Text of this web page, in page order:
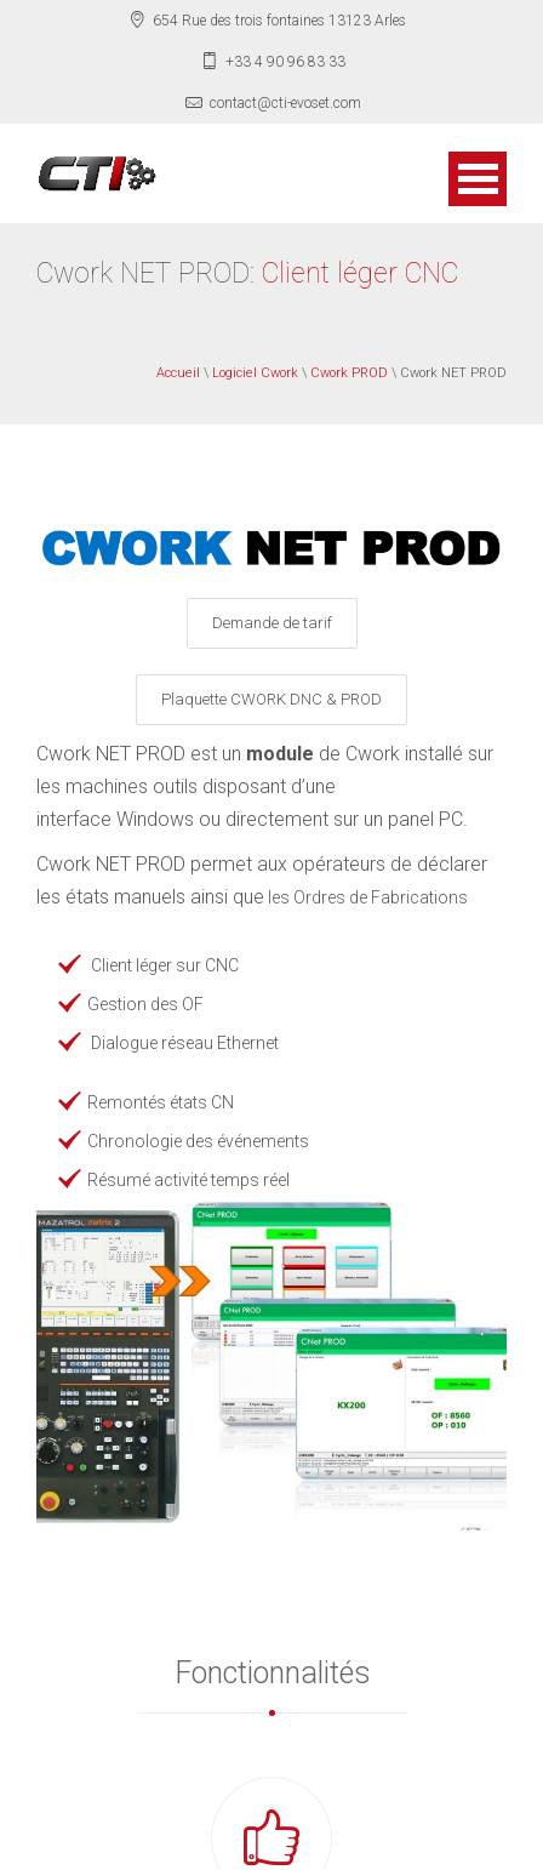
654 Rue des trois fontaines 13123 Arles
+33 4 90 96 83 33
contact@cti-evoset.com
Cwork NET PROD: Client léger CNC
Accueil \ Logiciel Cwork \ Cwork PROD \ Cwork NET PROD
Demande de tarif
Plaquette CWORK DNC & PROD
Cwork NET PROD est un module de Cwork installé sur
les machines outils disposant d’une
interface Windows ou directement sur un panel PC.
Cwork NET PROD permet aux opérateurs de déclarer
les états manuels ainsi que les Ordres de Fabrications
Client léger sur CNC
Gestion des OF
Dialogue réseau Ethernet
Remontés états CN
Chronologie des événements
Résumé activité temps réel
Fonctionnalités